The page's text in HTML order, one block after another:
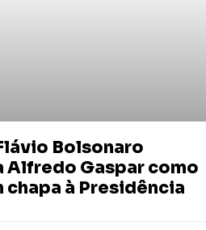
Bolsonaro
Alfredo Gaspar como
chapa à Presidência